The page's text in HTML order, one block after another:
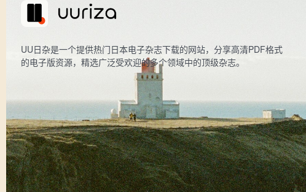
UU日杂是一个提供热门日本电子杂志下载的网站，分享高清PDF格式
的电子版资源，精选广泛受欢迎的多个领域中的顶级杂志。